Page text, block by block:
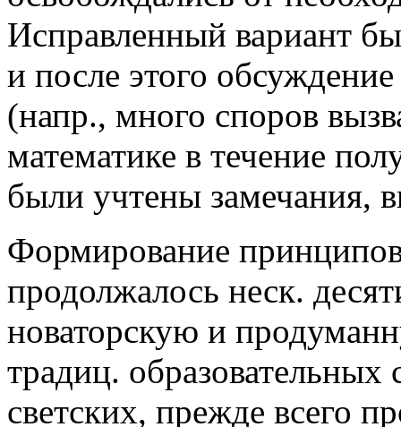
Исправленный вариант
и после этого
(напр., много споров
математике в течение
были учтены замечания,
Формирование принципов
продолжалось неск.
новаторскую и
традиц.
светских, прежде всего